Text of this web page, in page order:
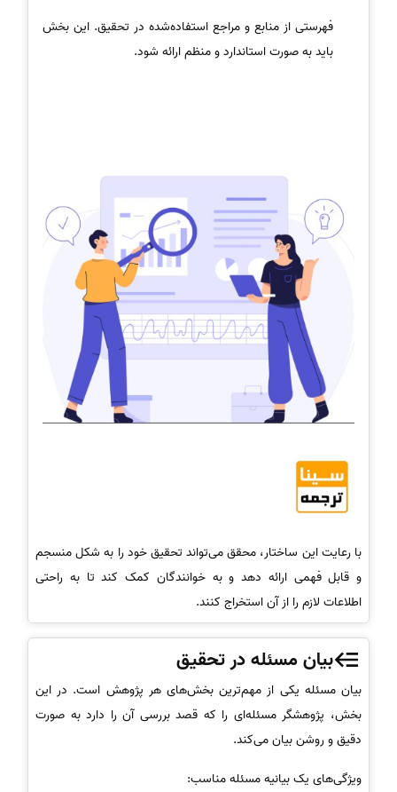
فهرستی از منابع و مراجع استفاده‌شده در تحقیق. این بخش
باید به صورت استاندارد و منظم ارائه شود.
با رعایت این ساختار، محقق می‌تواند تحقیق خود را به شکل منسجم
و قابل فهمی ارائه دهد و به خوانندگان کمک کند تا به راحتی
اطلاعات لازم را از آن استخراج کنند.
بیان مسئله در تحقیق
بیان مسئله یکی از مهم‌ترین بخش‌های هر پژوهش است. در این
بخش، پژوهشگر مسئله‌ای را که قصد بررسی آن را دارد به صورت
دقیق و روشن بیان می‌کند.
ویژگی‌های یک بیانیه مسئله مناسب: